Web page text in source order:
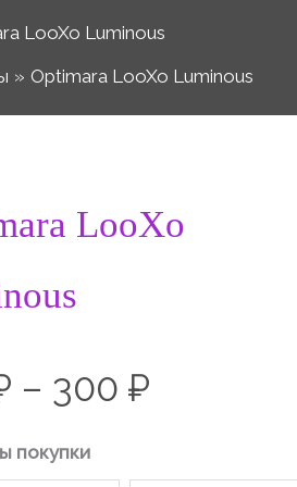
LooXo Luminous
Optimara LooXo Luminous
LooXo
– 300₽
покупки